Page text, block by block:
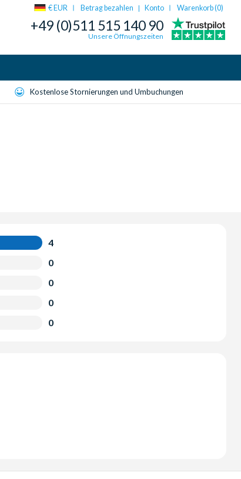
€ EUR Betrag bezahlen | Konto Warenkorb (0)
+49 (0)511 515 140 90
Unsere Öffnungszeiten
Kostenlose Stornierungen und Umbuchungen
4
0
0
0
0